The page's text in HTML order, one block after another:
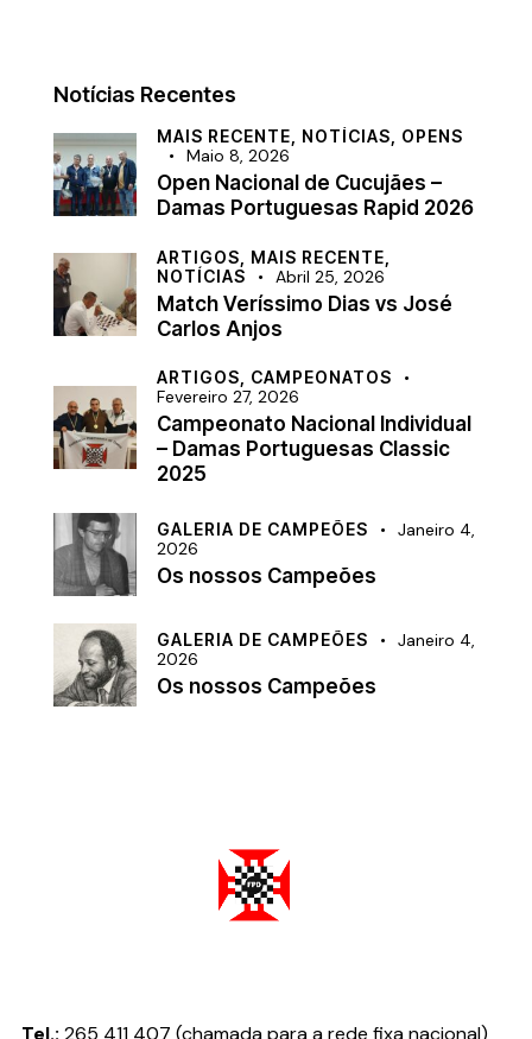
Notícias Recentes
MAIS RECENTE, NOTÍCIAS, OPENS
Maio 8, 2026
Open Nacional de Cucujães –
Damas Portuguesas Rapid 2026
ARTIGOS, MAIS RECENTE,
NOTÍCIAS
Abril 25, 2026
Match Veríssimo Dias vs José
Carlos Anjos
ARTIGOS, CAMPEONATOS
Fevereiro 27, 2026
Campeonato Nacional Individual
– Damas Portuguesas Classic
2025
GALERIA DE CAMPEÕES
Janeiro 4,
2026
Os nossos Campeões
GALERIA DE CAMPEÕES
Janeiro 4,
2026
Os nossos Campeões
Tel.: 265 411 407 (chamada para a rede fixa nacional)